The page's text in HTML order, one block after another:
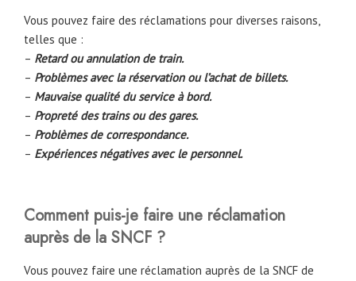
Vous pouvez faire des réclamations pour diverses raisons,
telles que :
– Retard ou annulation de train.
– Problèmes avec la réservation ou l’achat de billets.
– Mauvaise qualité du service à bord.
– Propreté des trains ou des gares.
– Problèmes de correspondance.
– Expériences négatives avec le personnel.
Comment puis-je faire une réclamation
auprès de la SNCF ?
Vous pouvez faire une réclamation auprès de la SNCF de